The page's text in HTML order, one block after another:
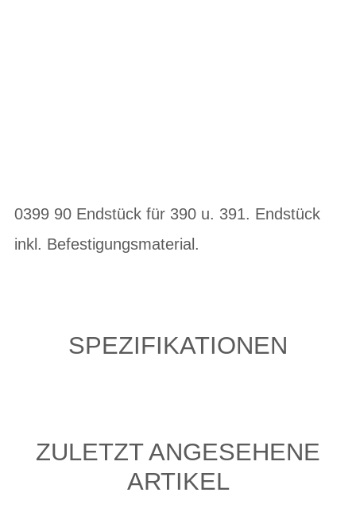
0399 90 Endstück für 390 u. 391. Endstück
inkl. Befestigungsmaterial.
SPEZIFIKATIONEN
ZULETZT ANGESEHENE
ARTIKEL